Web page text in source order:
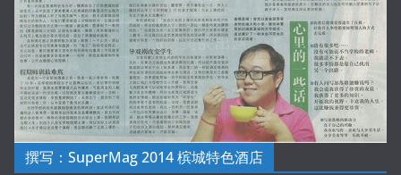
撰写：SuperMag 2014 槟城特色酒店